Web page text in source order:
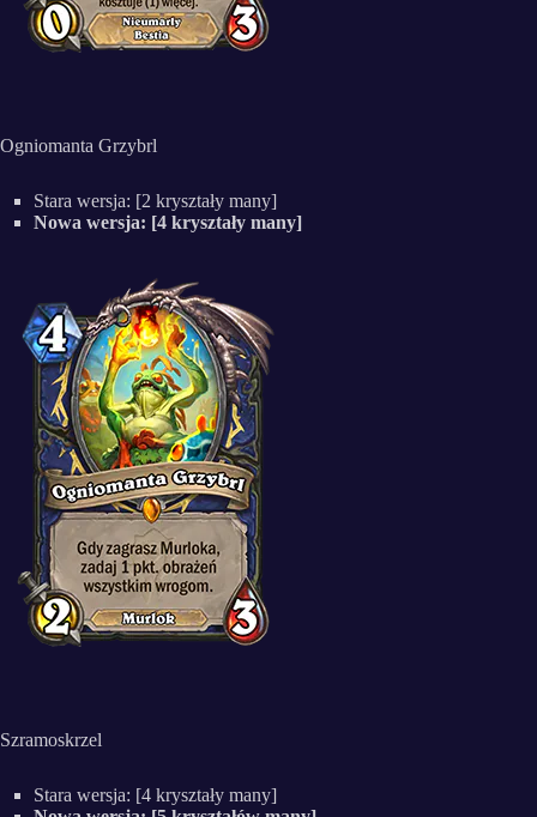
Ogniomanta Grzybrl
Stara wersja: [2 kryształy many]
Nowa wersja: [4 kryształy many]
Szramoskrzel
Stara wersja: [4 kryształy many]